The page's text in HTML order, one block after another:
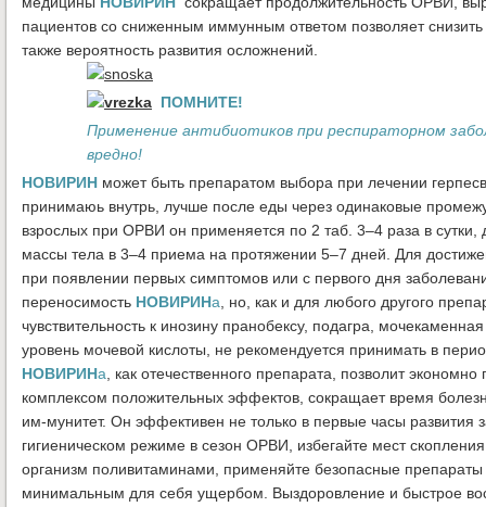
пациентов со сниженным иммунным ответом позволяет снизить
также вероятность развития осложнений.
ПОМНИТЕ!
Применение антибиотиков при респираторном
вредно!
НОВИРИН может быть препаратом выбора при лечении
принимаюь внутрь, лучше после еды через одинаковые
взрослых при ОРВИ он применяется по 2 таб. 3–4 раза в сутки,
массы тела в 3–4 приема на протяжении 5–7 дней. Для
при появлении первых симптомов или с первого дня
переносимость НОВИРИНа , но, как и для любого другого
чувствительность к инозину пранобексу, подагра,
уровень мочевой кислоты, не рекомендуется принимать в
НОВИРИНа , как отечественного препарата, позволит
комплексом положительных эффектов, сокращает время
им-мунитет. Он эффективен не только в первые часы
гигиеническом режиме в сезон ОРВИ, избегайте мест
организм поливитаминами, применяйте безопасные
минимальным для себя ущербом. Выздоровление и быстрое